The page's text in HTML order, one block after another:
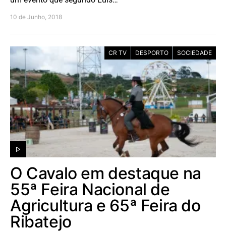
10 de Junho, 2018
CR TV DESPORTO SOCIEDADE
O Cavalo em destaque na
55ª Feira Nacional de
Agricultura e 65ª Feira do
Ribatejo